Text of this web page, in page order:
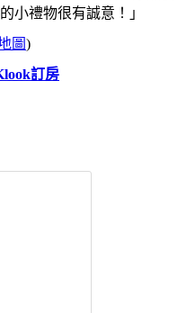
小禮物很有誠意！」
圖)
訂房